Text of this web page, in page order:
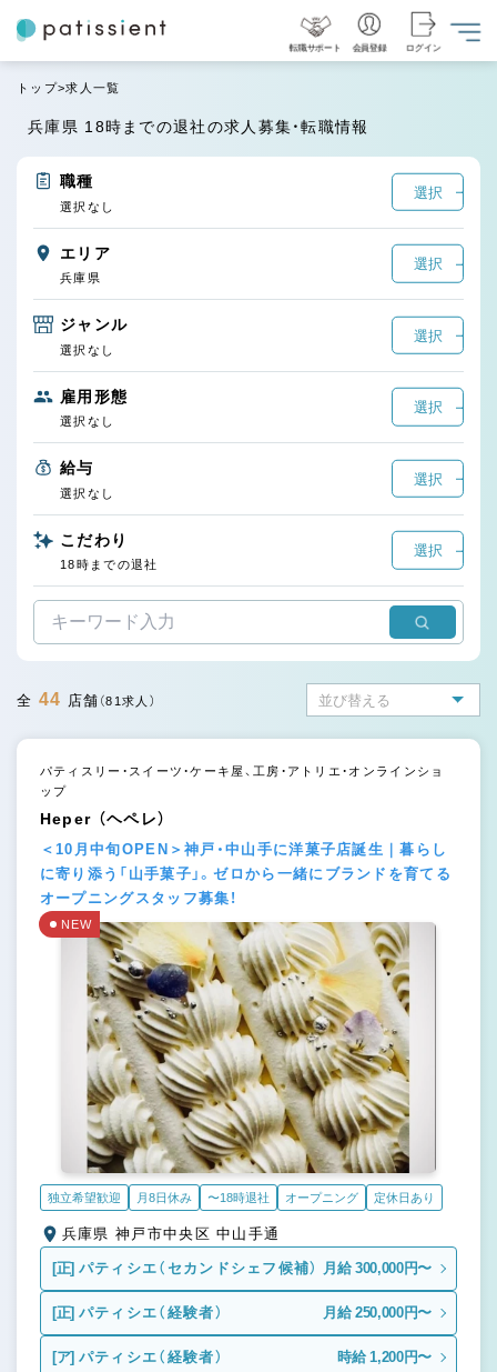
転職サポート 会員登録 ログイン
トップ 求人一覧
兵庫県 18時までの退社の求人募集・転職情報
職種
選択
選択なし
エリア
選択
兵庫県
ジャンル
選択
選択なし
雇用形態
選択
選択なし
給与
選択
選択なし
こだわり
選択
18時までの退社
全 44 店舗 （81求人）
パティスリー・スイーツ・ケーキ屋、工房・アトリエ・オンラインショ
ップ
Heper （ヘペレ）
＜10月中旬OPEN＞神戸・中山手に洋菓子店誕生｜暮らし
に寄り添う「山手菓子」。ゼロから一緒にブランドを育てる
オープニングスタッフ募集！
NEW
独立希望歓迎 月8日休み 〜18時退社 オープニング 定休日あり
兵庫県 神戸市中央区 中山手通
[正] パティシエ（セカンドシェフ候補） 月給 300,000円〜
[正] パティシエ（経験者） 月給 250,000円〜
[ア] パティシエ（経験者） 時給 1,200円〜